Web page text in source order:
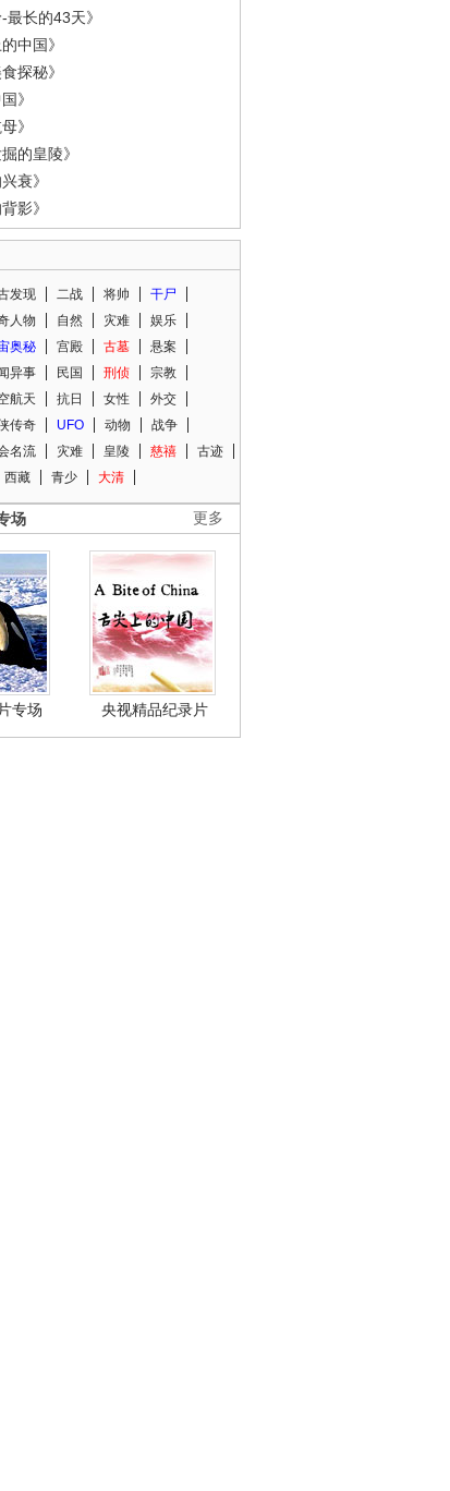
-最长的43天》
中国》
探秘》
》
》
的皇陵》
衰》
影》
发现 二战 将帅
干尸
人物 自然 灾难
娱乐
奥秘 宫殿 古墓
悬案
异事 民国 刑侦
宗教
航天 抗日 女性
外交
传奇 UFO 动物
战争
名流 灾难 皇陵 慈禧
古迹
西藏 青少 大清
更多
场
专场 央视精品纪录片